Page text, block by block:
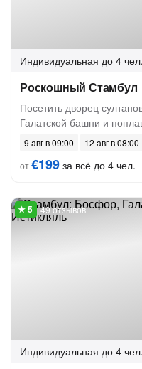
Индивидуальная до 4 чел.
Роскошный Стамбул
Посетить дворец
Галатской башни и
9 авг в 09:00
12 авг в 08:00
от€199 за всё до 4 чел.
49 отзывов
Индивидуальная до 4 чел.